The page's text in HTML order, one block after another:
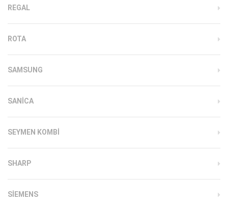
REGAL
ROTA
SAMSUNG
SANICA
SEYMEN KOMBI
SHARP
SIEMENS